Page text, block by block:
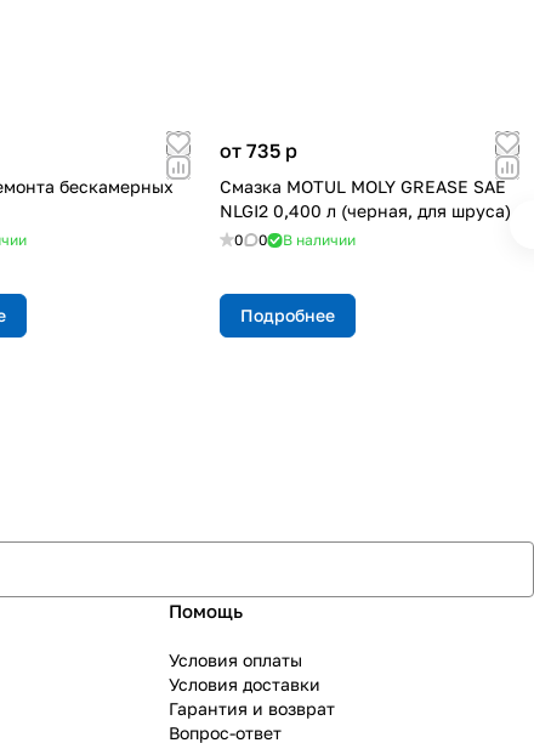
бескамерных
от 735 p
Смазка MOTUL MOLY GREASE SAE
NLGI2 0,400 л (черная, для шруса)
0 0 В наличии
Подробнее
Помощь
Условия оплаты
Условия доставки
Гарантия и возврат
Вопрос-ответ